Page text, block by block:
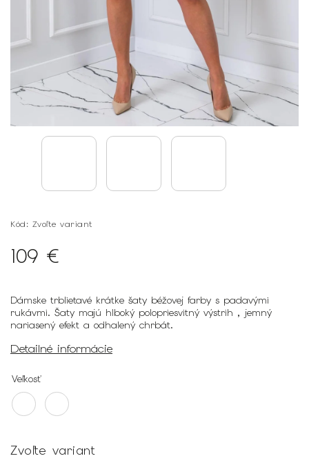
Kód: Zvoľte variant
109 €
Dámske trblietavé krátke šaty béžovej farby s padavými
rukávmi. Šaty majú hlboký polopriesvitný výstrih , jemný
nariasený efekt a odhalený chrbát.
Detailné informácie
Veľkosť
Zvoľte variant